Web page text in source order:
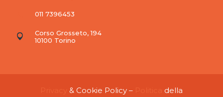
011 7396453
Corso Grosseto, 194
10100 Torino
& Cookie Policy – della